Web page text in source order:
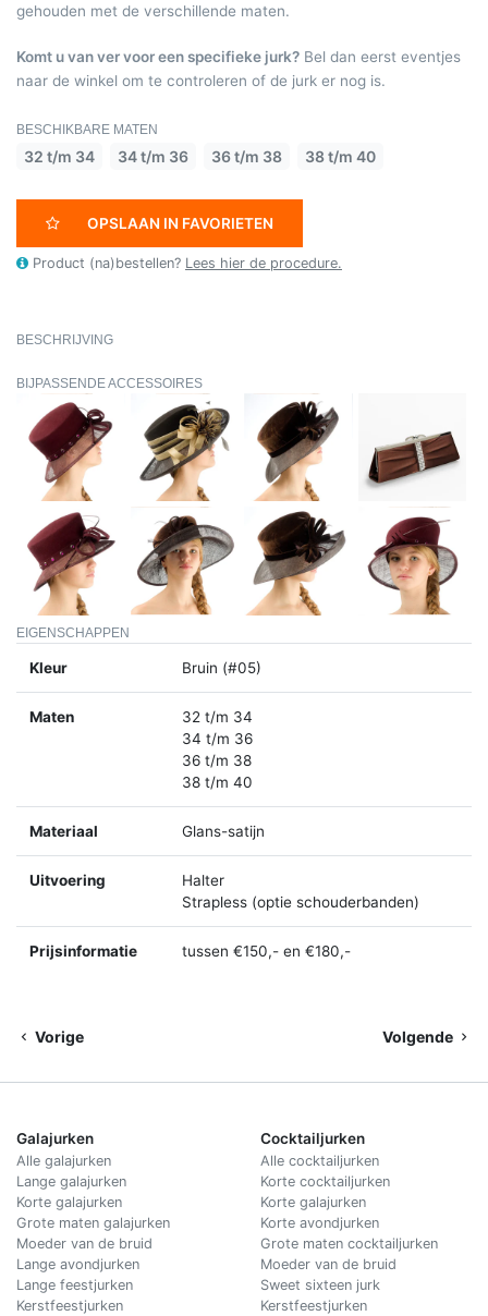
gehouden met de verschillende maten.
Komt u van ver voor een specifieke jurk? Bel dan eerst eventjes
naar de winkel om te controleren of de jurk er nog is.
BESCHIKBARE MATEN
32 t/m 34 34 t/m 36 36 t/m 38 38 t/m 40
OPSLAAN IN FAVORIETEN
Product (na)bestellen? Lees hier de procedure.
BESCHRIJVING
BIJPASSENDE ACCESSOIRES
EIGENSCHAPPEN
Kleur Bruin (#05)
Maten
32 t/m 34
34 t/m 36
36 t/m 38
38 t/m 40
Materiaal Glans-satijn
Uitvoering
Halter
Strapless (optie schouderbanden)
Prijsinformatie tussen €150,- en €180,-
Vorige Volgende
Galajurken
Alle galajurken
Lange galajurken
Korte galajurken
Grote maten galajurken
Moeder van de bruid
Lange avondjurken
Lange feestjurken
Kerstfeestjurken
Cocktailjurken
Alle cocktailjurken
Korte cocktailjurken
Korte galajurken
Korte avondjurken
Grote maten cocktailjurken
Moeder van de bruid
Sweet sixteen jurk
Kerstfeestjurken